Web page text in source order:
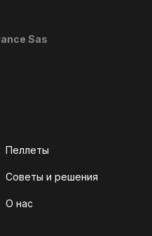
Sas
Пеллеты
Советы и решения
О нас